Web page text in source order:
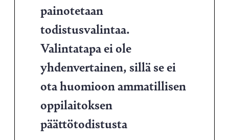
painotetaan
todistusvalintaa.
Valintatapa ei ole
yhdenvertainen, sillä se ei
ota huomioon ammatillisen
oppilaitoksen
päättötodistusta